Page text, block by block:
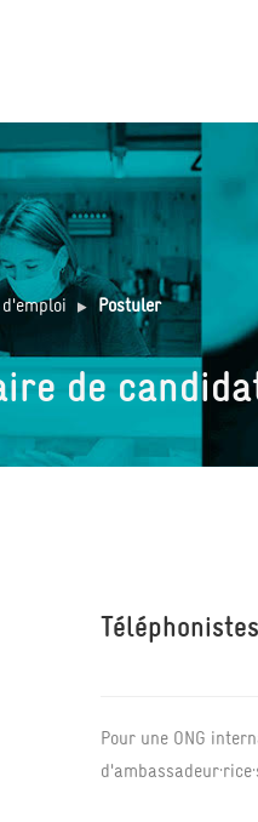
Postuler
de
Pour une ONG